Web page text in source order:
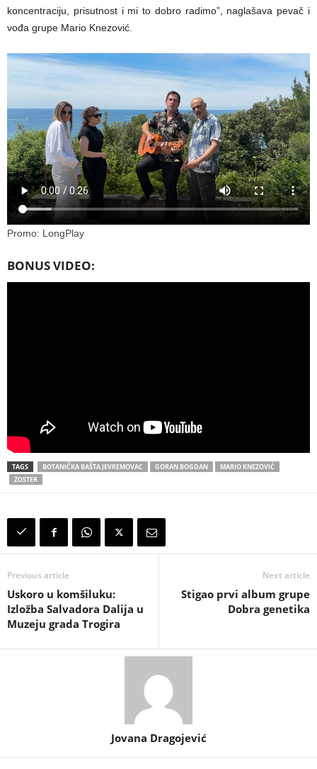
koncentraciju, prisutnost i mi to dobro radimo”, naglašava pevač i
vođa grupe Mario Knezović.
Promo: LongPlay
BONUS VIDEO:
TAGS BOTANIČKA BAŠTA JEVREMOVAC GORAN BOGDAN
MARIO KNEZOVIĆ
ZOSTER
Previous article
Uskoro u komšiluku:
Izložba Salvadora Dalija u
Muzeju grada Trogira
Next article
Stigao prvi album grupe
Dobra genetika
Jovana Dragojević